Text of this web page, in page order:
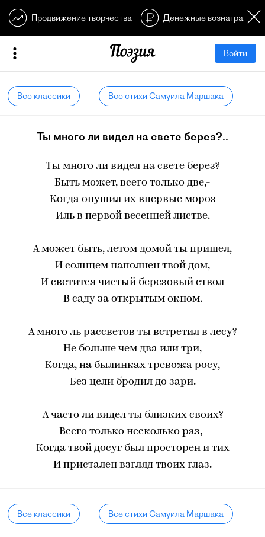
Продвижение творчества Денежные
Войти
Все классики Все стихи Самуила Маршака
Ты много ли видел на свете берез?..
Ты много ли видел на свете берез?
Быть может, всего только две,-
Когда опушил их впервые мороз
Иль в первой весенней листве.
А может быть, летом домой ты пришел,
И солнцем наполнен твой дом,
И светится чистый березовый ствол
В саду за открытым окном.
А много ль рассветов ты встретил в лесу?
Не больше чем два или три,
Когда, на былинках тревожа росу,
Без цели бродил до зари.
А часто ли видел ты близких своих?
Всего только несколько раз,-
Когда твой досуг был просторен и тих
И пристален взгляд твоих глаз.
Все классики Все стихи Самуила Маршака